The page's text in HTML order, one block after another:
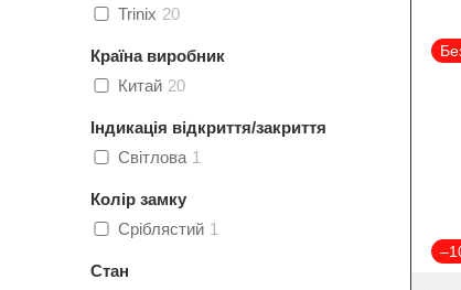
Trinix 20
Країна виробник
Китай 20
Індикація відкриття/закриття
Світлова 1
Колір замку
Сріблястий 1
Стан